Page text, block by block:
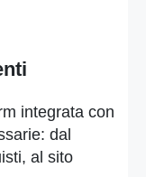
integrata con
dal
al sito